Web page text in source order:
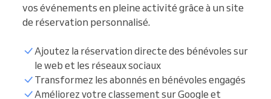
vos événements en pleine activité grâce à un site
de réservation personnalisé.
Ajoutez la réservation directe des bénévoles sur
le web et les réseaux sociaux
Transformez les abonnés en bénévoles engagés
Améliorez votre classement sur Google et